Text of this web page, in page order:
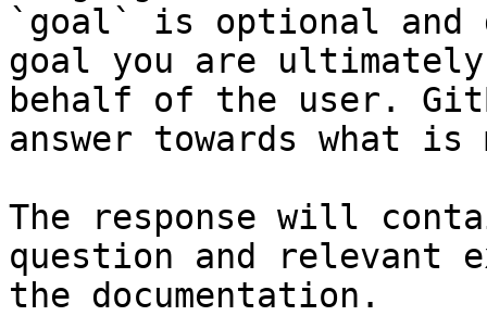
`goal` is optional and
goal you are
behalf of the user.
answer towards what
The response will
question and relevant
the documentation.